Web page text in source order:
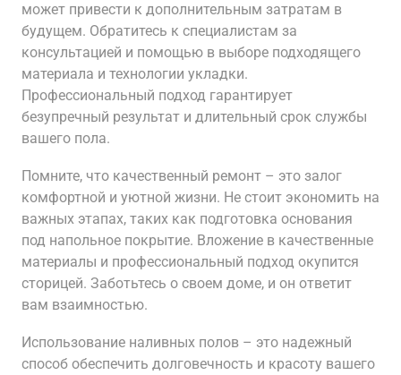
может привести к дополнительным затратам в
будущем. Обратитесь к специалистам за
консультацией и помощью в выборе подходящего
материала и технологии укладки.
Профессиональный подход гарантирует
безупречный результат и длительный срок службы
вашего пола.
Помните, что качественный ремонт – это залог
комфортной и уютной жизни. Не стоит экономить на
важных этапах, таких как подготовка основания
под напольное покрытие. Вложение в качественные
материалы и профессиональный подход окупится
сторицей. Заботьтесь о своем доме, и он ответит
вам взаимностью.
Использование наливных полов – это надежный
способ обеспечить долговечность и красоту вашего